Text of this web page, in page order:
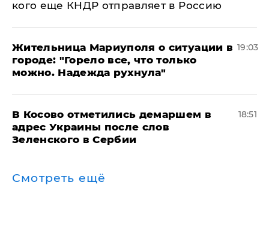
кого еще КНДР отправляет в Россию
Жительница Мариуполя о ситуации в
городе: "Горело все, что только
можно. Надежда рухнула"
19:03
В Косово отметились демаршем в
адрес Украины после слов
Зеленского в Сербии
18:51
Смотреть ещё